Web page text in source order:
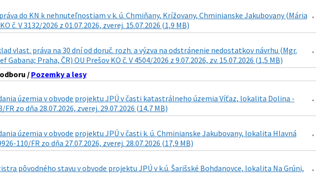
do KN k nehnuteľnostiam v k. ú. Chmiňany, Krížovany, Chminianske Jakubovany (Mária
č. V 3132/2026 z 01.07.2026, zverej. 15.07.2026 (1,9 MB)
vlast. práva na 30 dní od doruč. rozh. a výzva na odstránenie nedostatkov návrhu (Mgr.
Praha, ČR) OU Prešov KO č. V 4504/2026 z 9.07.2026, zv. 15.07.2026 (1,5 MB)
/Pozemky a lesy
územia v obvode projektu JPÚ v časti katastrálneho územia Víťaz, lokalita Dolina -
zo dňa 28.07.2026, zverej. 29.07.2026 (14,7 MB)
územia v obvode projektu JPÚ v časti k. ú. Chminianske Jakubovany, lokalita Hlavná
110/FR zo dňa 27.07.2026, zverej. 28.07.2026 (17,9 MB)
pôvodného stavu v obvode projektu JPÚ v k.ú. Šarišské Bohdanovce, lokalita Na Grúni,